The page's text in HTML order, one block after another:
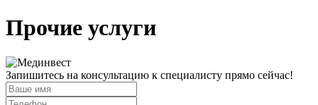
Прочие услуги
Запишитесь на консультацию к специалисту прямо сейчас!